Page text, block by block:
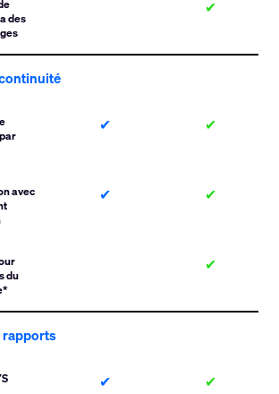
des
✔
✔ ✔
avec
✔ ✔
du
✔
rapports
✔ ✔